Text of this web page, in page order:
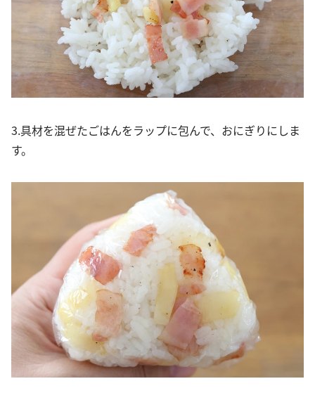
3.具材を混ぜたごはんをラップに包んで、おにぎりにしま
す。